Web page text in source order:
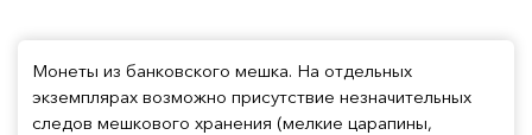
Монеты из банковского мешка. На отдельных
экземплярах возможно присутствие незначительных
следов мешкового хранения (мелкие царапины,